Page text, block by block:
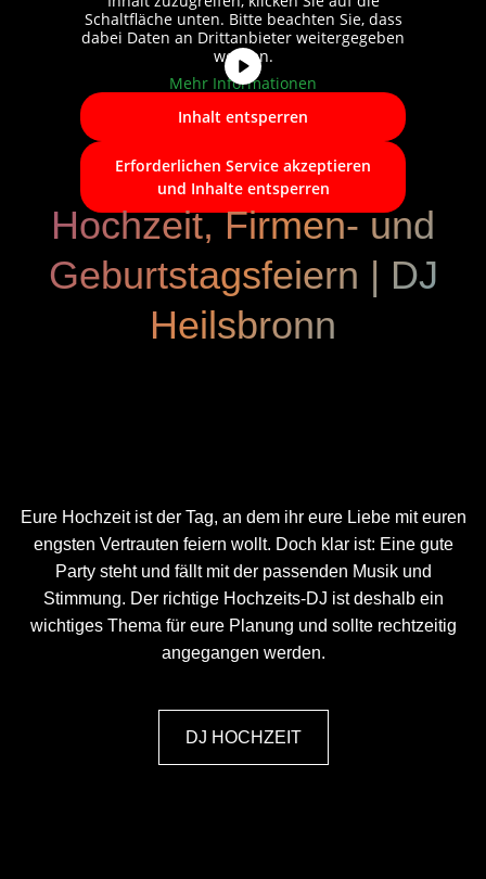
Schaltfläche unten. Bitte beachten Sie, dass
dabei Daten an Drittanbieter weitergegeben
werden.
Mehr Informationen
Inhalt entsperren
Erforderlichen Service akzeptieren
und Inhalte entsperren
Hochzeit, Firmen- und
Geburtstagsfeiern | DJ
Heilsbronn
Eure Hochzeit ist der Tag, an dem ihr eure Liebe mit euren
engsten Vertrauten feiern wollt. Doch klar ist: Eine gute
Party steht und fällt mit der passenden Musik und
Stimmung. Der richtige Hochzeits-DJ ist deshalb ein
wichtiges Thema für eure Planung und sollte rechtzeitig
angegangen werden.
DJ HOCHZEIT